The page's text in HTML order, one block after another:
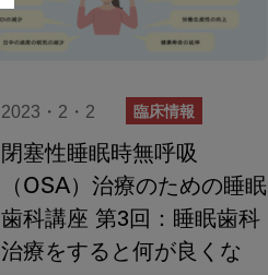
2023・2・2 臨床情報
閉塞性睡眠時無呼吸
（OSA）治療のための睡眠
歯科講座 第3回：睡眠歯科
治療をすると何が良くな